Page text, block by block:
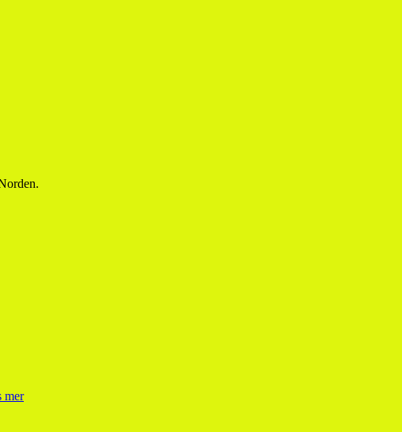
mer